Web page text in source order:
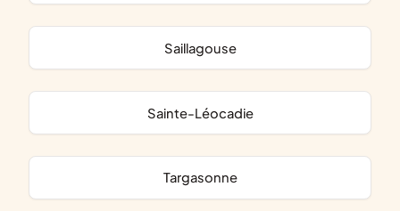
Saillagouse
Sainte-Léocadie
Targasonne